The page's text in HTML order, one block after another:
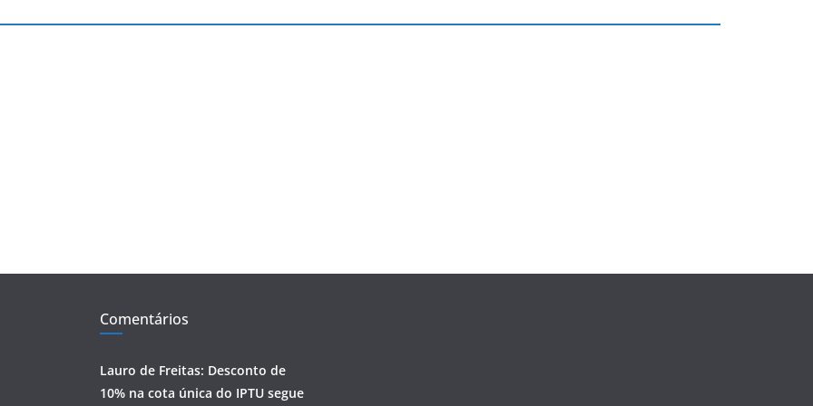
Comentários
Lauro de Freitas: Desconto de
10% na cota única do IPTU segue